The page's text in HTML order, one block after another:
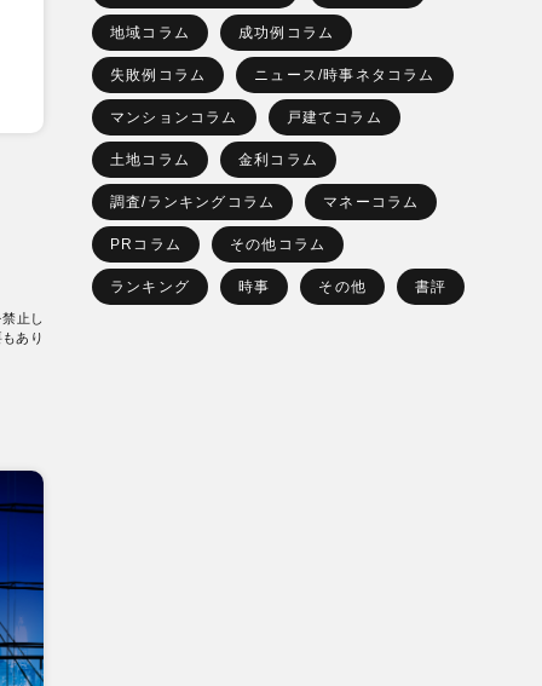
止し
あり
地域コラム 成功例コラム
失敗例コラム ニュース/時事ネタコラム
マンションコラム 戸建てコラム
土地コラム 金利コラム
調査/ランキングコラム マネーコラム
PRコラム その他コラム
ランキング 時事 その他 書評